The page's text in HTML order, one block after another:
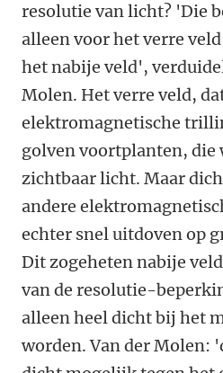
resolutie van licht? 'Die
alleen voor het verre
het nabije veld',
Molen. Het verre veld,
elektromagnetische
golven voortplanten, die
zichtbaar licht. Maar
andere
echter snel uitdoven op
Dit zogeheten nabije
van de resolutie-
alleen heel dicht bij het
worden. Van der Molen: